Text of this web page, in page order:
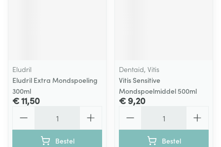
Eludril
Eludril Extra Mondspoeling
300ml
€ 11,50
Bestel
Dentaid, Vitis
Vitis Sensitive
Mondspoelmiddel 500ml
€ 9,20
Bestel